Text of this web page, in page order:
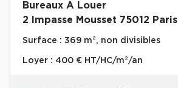
Bureaux A Louer
2 Impasse Mousset 75012 Paris
Surface : 369 m², non divisibles
Loyer : 400 € HT/HC/m²/an